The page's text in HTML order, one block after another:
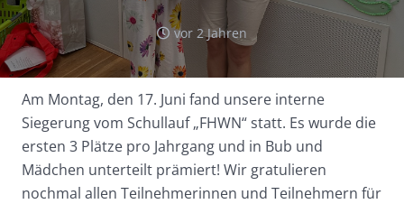
vor 2 Jahren
Am Montag, den 17. Juni fand unsere interne
Siegerung vom Schullauf „FHWN“ statt. Es wurde die
ersten 3 Plätze pro Jahrgang und in Bub und
Mädchen unterteilt prämiert! Wir gratulieren
nochmal allen Teilnehmerinnen und Teilnehmern für